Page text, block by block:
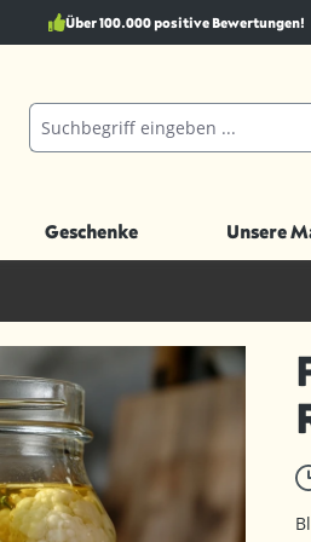
Über 100.000 positive Bewertungen!
Geschenke Unsere